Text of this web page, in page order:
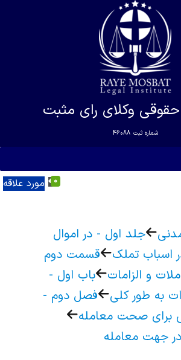
وکلای رای مثبت
شماره ثبت 46088
مورد علاقه 0
جلد اول - در اموال
اسباب تملک
قسمت دوم
و الزامات‌
باب اول‌ -
به طور کلی‌
فصل دوم -
برای صحت معامله
جهت معامله